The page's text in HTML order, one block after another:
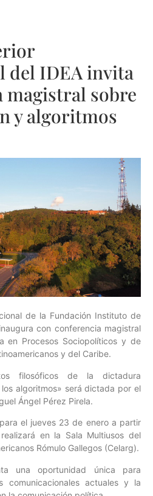
del IDEA invita
magistral sobre
y algoritmos
de la Fundación Instituto de
con conferencia magistral
en Procesos Sociopolíticos y de
y del Caribe.
filosóficos de la dictadura
algoritmos» será dictada por el
Ángel Pérez Pirela.
el jueves 23 de enero a partir
en la Sala Multiusos del
Rómulo Gallegos (Celarg).
una oportunidad única para
comunicacionales actuales y la